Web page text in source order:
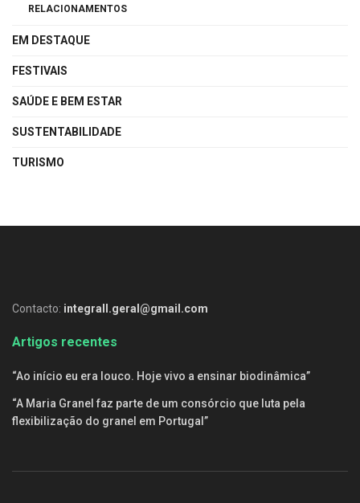
RELACIONAMENTOS
EM DESTAQUE
FESTIVAIS
SAÚDE E BEM ESTAR
SUSTENTABILIDADE
TURISMO
Contacto: integrall.geral@gmail.com
Artigos recentes
“Ao início eu era louco. Hoje vivo a ensinar biodinâmica”
“A Maria Granel faz parte de um consórcio que luta pela
flexibilização do granel em Portugal”